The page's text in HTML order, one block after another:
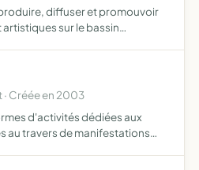
diffuser et promouvoir
sur le bassin
· Créée en 2003
d'activités dédiées aux
au travers de manifestations